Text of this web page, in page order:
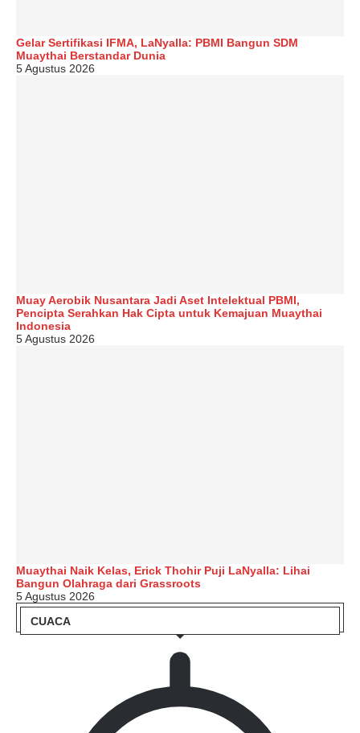
Gelar Sertifikasi IFMA, LaNyalla: PBMI Bangun SDM
Muaythai Berstandar Dunia
5 Agustus 2026
Muay Aerobik Nusantara Jadi Aset Intelektual PBMI,
Pencipta Serahkan Hak Cipta untuk Kemajuan Muaythai
Indonesia
5 Agustus 2026
Muaythai Naik Kelas, Erick Thohir Puji LaNyalla: Lihai
Bangun Olahraga dari Grassroots
5 Agustus 2026
CUACA